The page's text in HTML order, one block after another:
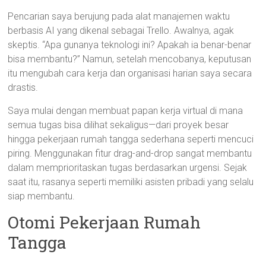
Pencarian saya berujung pada alat manajemen waktu
berbasis AI yang dikenal sebagai Trello. Awalnya, agak
skeptis. “Apa gunanya teknologi ini? Apakah ia benar-benar
bisa membantu?” Namun, setelah mencobanya, keputusan
itu mengubah cara kerja dan organisasi harian saya secara
drastis.
Saya mulai dengan membuat papan kerja virtual di mana
semua tugas bisa dilihat sekaligus—dari proyek besar
hingga pekerjaan rumah tangga sederhana seperti mencuci
piring. Menggunakan fitur drag-and-drop sangat membantu
dalam memprioritaskan tugas berdasarkan urgensi. Sejak
saat itu, rasanya seperti memiliki asisten pribadi yang selalu
siap membantu.
Otomi Pekerjaan Rumah
Tangga